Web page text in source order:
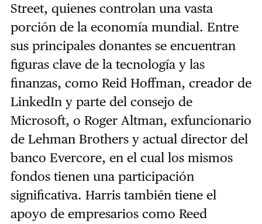
Street, quienes controlan una vasta
porción de la economía mundial. Entre
sus principales donantes se encuentran
figuras clave de la tecnología y las
finanzas, como Reid Hoffman, creador de
LinkedIn y parte del consejo de
Microsoft, o Roger Altman, exfuncionario
de Lehman Brothers y actual director del
banco Evercore, en el cual los mismos
fondos tienen una participación
significativa. Harris también tiene el
apoyo de empresarios como Reed